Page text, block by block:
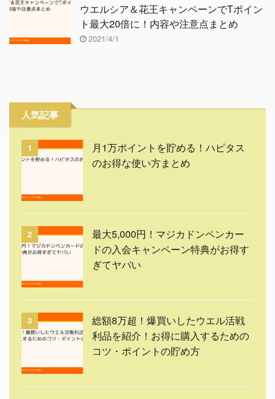
ウエルシア＆花王キャンペーンでTポイン
ト最大20倍に！内容や注意点まとめ
2021/4/1
人気記事
1
月1万ポイントを貯める！ハピタス
のお得な使い方まとめ
2
最大5,000円！マジカドンペンカー
ドの入会キャンペーン特典がお得す
ぎてヤバい
3
総額8万超！爆買いしたウエル活戦
利品を紹介！お得に購入するための
コツ・ポイントの貯め方